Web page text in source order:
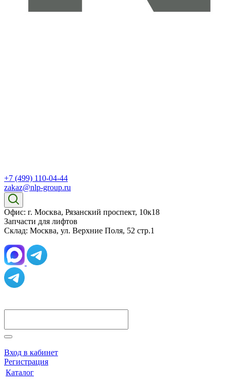
+7 (499) 110-04-44
zakaz@nlp-group.ru
Офис: г. Москва, Рязанский проспект, 10к18
Запчасти для лифтов
Склад: Москва, ул. Верхние Поля, 52 стр.1
Вход в кабинет
Регистрация
Каталог